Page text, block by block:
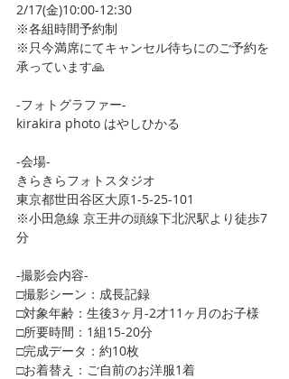
2/17(金)10:00-12:30
※各組時間予約制
※只今満席にてキャンセル待ちにのご予約を
承っています🙏
-フォトグラファー-
kirakira photo はやしひかる
-会場-
きらきらフォトスタジオ
東京都世田谷区大原1-5-25-101
※小田急線 京王井の頭線下北沢駅より徒歩7
分
-撮影会内容-
□撮影シーン：成長記録
□対象年齢：生後3ヶ月-2才11ヶ月のお子様
□所要時間：1組15-20分
□完成データ：約10枚
□お着替え：ご自前のお洋服1着